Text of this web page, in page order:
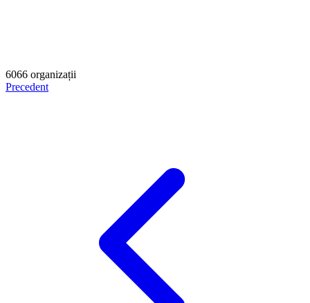
6066 organizații
Precedent